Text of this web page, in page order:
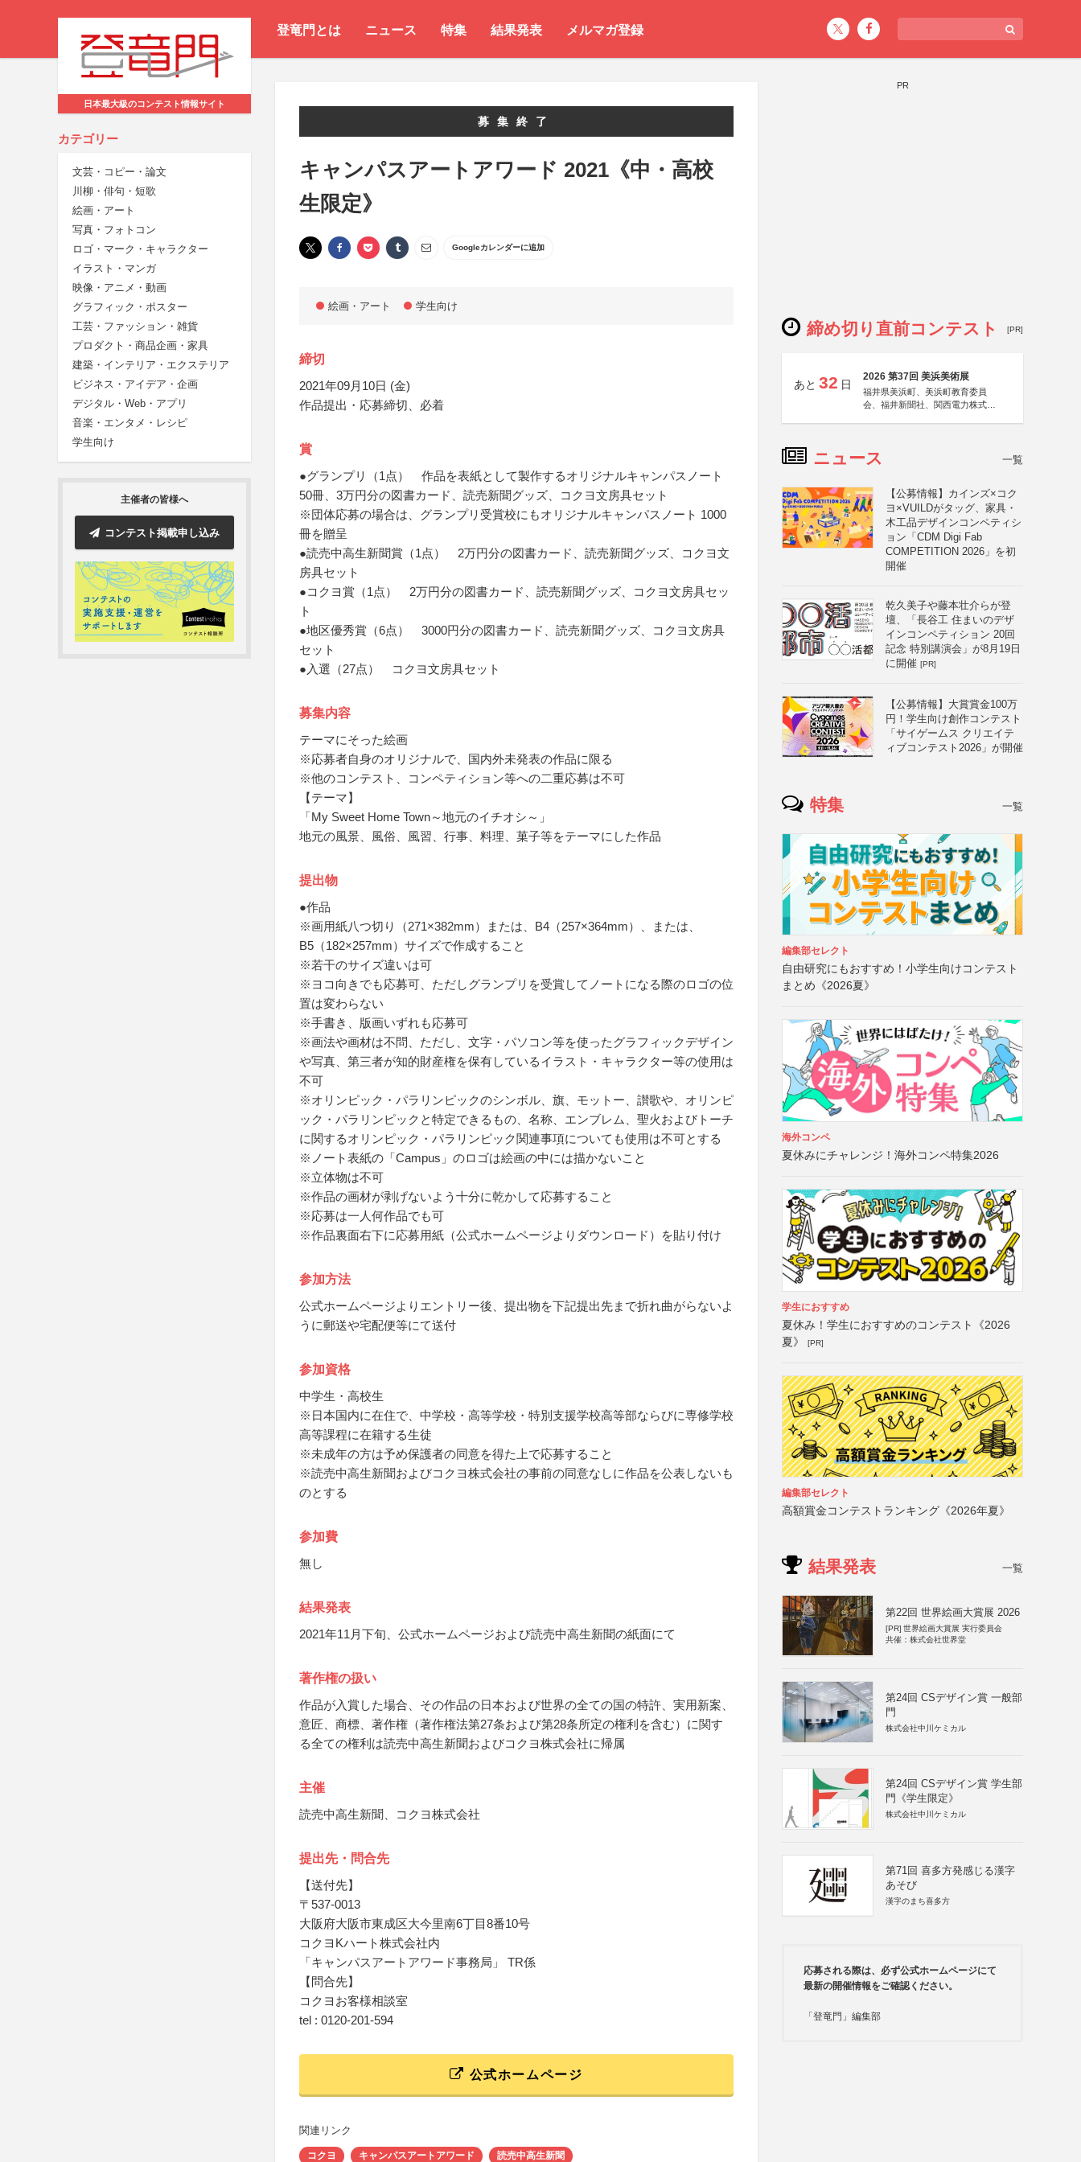
登竜門とは ニュース 特集 結果発表 メルマガ登録
日本最大級のコンテスト情報サイト
カテゴリー
文芸・コピー・論文
川柳・俳句・短歌
絵画・アート
写真・フォトコン
ロゴ・マーク・キャラクター
イラスト・マンガ
映像・アニメ・動画
グラフィック・ポスター
工芸・ファッション・雑貨
プロダクト・商品企画・家具
建築・インテリア・エクステリア
ビジネス・アイデア・企画
デジタル・Web・アプリ
音楽・エンタメ・レシピ
学生向け
主催者の皆様へ
コンテスト掲載申し込み
募集終了
キャンパスアートアワード 2021《中・高校
生限定》
Googleカレンダーに追加
絵画・アート 学生向け
締切
2021年09月10日 (金)
作品提出・応募締切、必着
賞
●グランプリ（1点） 作品を表紙として製作するオリジナルキャンパスノート
50冊、3万円分の図書カード、読売新聞グッズ、コクヨ文房具セット
※団体応募の場合は、グランプリ受賞校にもオリジナルキャンパスノート 1000
冊を贈呈
●読売中高生新聞賞（1点） 2万円分の図書カード、読売新聞グッズ、コクヨ文
房具セット
●コクヨ賞（1点） 2万円分の図書カード、読売新聞グッズ、コクヨ文房具セッ
ト
●地区優秀賞（6点） 3000円分の図書カード、読売新聞グッズ、コクヨ文房具
セット
●入選（27点） コクヨ文房具セット
募集内容
テーマにそった絵画
※応募者自身のオリジナルで、国内外未発表の作品に限る
※他のコンテスト、コンペティション等への二重応募は不可
【テーマ】
「My Sweet Home Town～地元のイチオシ～」
地元の風景、風俗、風習、行事、料理、菓子等をテーマにした作品
提出物
●作品
※画用紙八つ切り（271×382mm）または、B4（257×364mm）、または、
B5（182×257mm）サイズで作成すること
※若干のサイズ違いは可
※ヨコ向きでも応募可、ただしグランプリを受賞してノートになる際のロゴの位
置は変わらない
※手書き、版画いずれも応募可
※画法や画材は不問、ただし、文字・パソコン等を使ったグラフィックデザイン
や写真、第三者が知的財産権を保有しているイラスト・キャラクター等の使用は
不可
※オリンピック・パラリンピックのシンボル、旗、モットー、讃歌や、オリンピ
ック・パラリンピックと特定できるもの、名称、エンブレム、聖火およびトーチ
に関するオリンピック・パラリンピック関連事項についても使用は不可とする
※ノート表紙の「Campus」のロゴは絵画の中には描かないこと
※立体物は不可
※作品の画材が剥げないよう十分に乾かして応募すること
※応募は一人何作品でも可
※作品裏面右下に応募用紙（公式ホームページよりダウンロード）を貼り付け
参加方法
公式ホームページよりエントリー後、提出物を下記提出先まで折れ曲がらないよ
うに郵送や宅配便等にて送付
参加資格
中学生・高校生
※日本国内に在住で、中学校・高等学校・特別支援学校高等部ならびに専修学校
高等課程に在籍する生徒
※未成年の方は予め保護者の同意を得た上で応募すること
※読売中高生新聞およびコクヨ株式会社の事前の同意なしに作品を公表しないも
のとする
参加費
無し
結果発表
2021年11月下旬、公式ホームページおよび読売中高生新聞の紙面にて
著作権の扱い
作品が入賞した場合、その作品の日本および世界の全ての国の特許、実用新案、
意匠、商標、著作権（著作権法第27条および第28条所定の権利を含む）に関す
る全ての権利は読売中高生新聞およびコクヨ株式会社に帰属
主催
読売中高生新聞、コクヨ株式会社
提出先・問合先
【送付先】
〒537-0013
大阪府大阪市東成区大今里南6丁目8番10号
コクヨKハート株式会社内
「キャンパスアートアワード事務局」 TR係
【問合先】
コクヨお客様相談室
tel : 0120-201-594
公式ホームページ
関連リンク
コクヨ キャンパスアートアワード 読売中高生新聞
PR
締め切り直前コンテスト [PR]
あと 32 日
2026 第37回 美浜美術展
福井県美浜町、美浜町教育委員
会、福井新聞社、関西電力株式会
ニュース 一覧
【公募情報】カインズ×コク
ヨ×VUILDがタッグ、家具・
木工品デザインコンペティシ
ョン「CDM Digi Fab
COMPETITION 2026」を初
開催
乾久美子や藤本壮介らが登
壇、「長谷工 住まいのデザ
インコンペティション 20回
記念 特別講演会」が8月19日
に開催 [PR]
【公募情報】大賞賞金100万
円！学生向け創作コンテスト
「サイゲームス クリエイテ
ィブコンテスト2026」が開催
特集 一覧
編集部セレクト
自由研究にもおすすめ！小学生向けコンテスト
まとめ《2026夏》
海外コンペ
夏休みにチャレンジ！海外コンペ特集2026
学生におすすめ
夏休み！学生におすすめのコンテスト《2026
夏》
[PR]
編集部セレクト
高額賞金コンテストランキング《2026年夏》
結果発表 一覧
第22回 世界絵画大賞展 2026
[PR] 世界絵画大賞展 実行委員会
共催：株式会社世界堂
第24回 CSデザイン賞 一般部
門
株式会社中川ケミカル
第24回 CSデザイン賞 学生部
門《学生限定》
株式会社中川ケミカル
第71回 喜多方発感じる漢字
あそび
漢字のまち喜多方
応募される際は、必ず公式ホームページにて
最新の開催情報をご確認ください。
「登竜門」編集部